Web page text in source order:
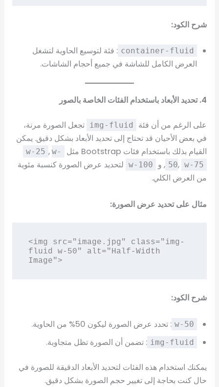
شرح الكود:
container-fluid : فئة لتوسيع الحاوية لتشغل
العرض الكامل للشاشة في جميع أحجام الشاشات.
4. تحديد الأبعاد باستخدام الفئات الخاصة بالصور
على الرغم من أن فئة img-fluid تجعل الصورة مرنة،
في بعض الأحيان قد تحتاج إلى تحديد الأبعاد بشكل دقيق. يمكن
القيام بذلك باستخدام فئات Bootstrap مثل
w-25 , w-
50, w-75 , و w-100 لتحديد عرض الصورة كنسبة مئوية
من العرض الكلي.
مثال على تحديد عرض الصورة:
<img src="image.jpg" class="img-
fluid w-50" alt="Half-Width
شرح الكود:
w-50 : تحدد عرض الصورة ليكون 50% من الحاوية.
img-fluid : تضمن أن الصورة تظل متجاوبة.
يمكنك استخدام هذه الفئات لتحديد الأبعاد الدقيقة للصورة في
حال كنت بحاجة إلى تغيير حجم الصورة بشكل دقيق.